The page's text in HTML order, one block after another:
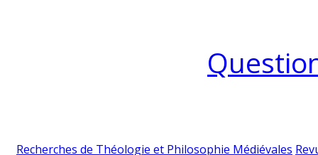
Recherches de Théologie et Philosophie Médiévales